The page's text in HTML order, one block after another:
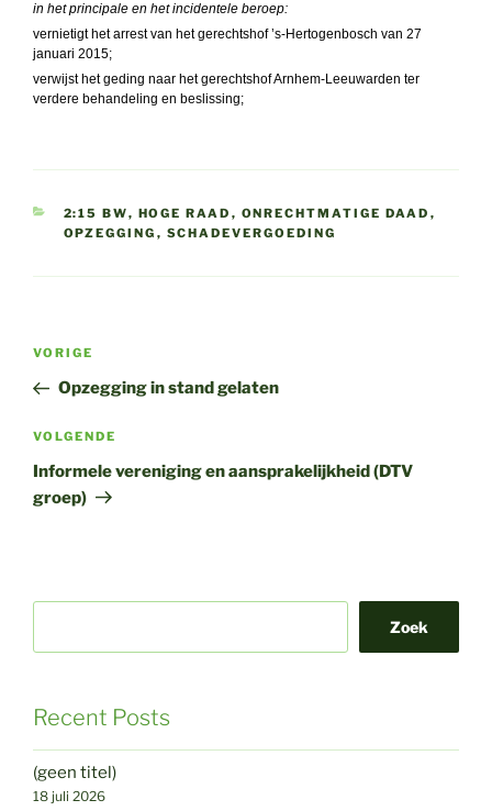
in het principale en het incidentele beroep:
vernietigt het arrest van het gerechtshof ’s-Hertogenbosch van 27
januari 2015;
verwijst het geding naar het gerechtshof Arnhem-Leeuwarden ter
verdere behandeling en beslissing;
CATEGORIEËN
2:15 BW, HOGE RAAD , ONRECHTMATIGE DAAD ,
OPZEGGING , SCHADEVERGOEDING
Bericht
Vorig
bericht
VORIGE
Opzegging in stand gelaten
Volgend
bericht
VOLGENDE
Informele vereniging en aansprakelijkheid (DTV
groep)
Zoek
Recent Posts
(geen titel)
18 juli 2026